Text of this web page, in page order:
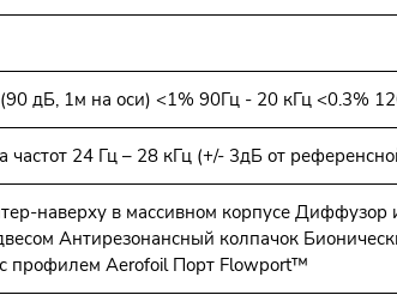
дБ, 1м на оси) <1% 90Гц - 20 кГц <0.3%
24 Гц – 28 кГц (+/- 3дБ от
наверху в массивном корпусе Диффузор
Антирезонансный колпачок
профилем Aerofoil Порт Flowport™